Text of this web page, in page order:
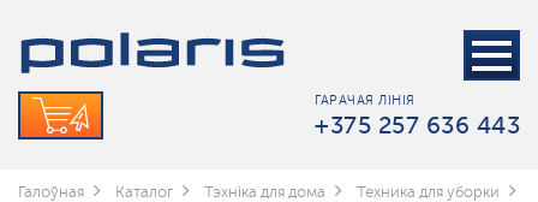
ГАРАЧАЯ ЛІНІЯ
+375 257 636 443
Галоўная Каталог Тэхніка для дома Техника для уборки